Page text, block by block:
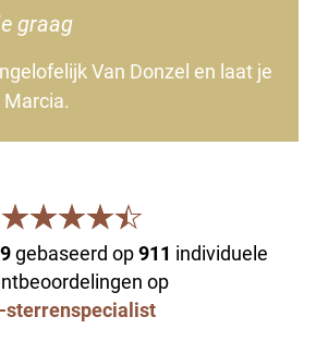
graag
Van Donzel en laat je
gebaseerd op911 individuele
op
sterrenspecialist